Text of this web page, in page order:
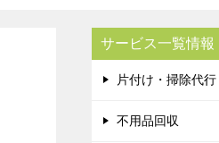
サービス一覧情報
片付け・掃除代行
不用品回収